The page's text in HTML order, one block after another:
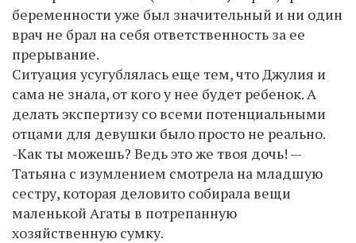
беременности уже был значительный и ни один
врач не брал на себя ответственность за ее
прерывание.
Ситуация усугублялась еще тем, что Джулия и
сама не знала, от кого у нее будет ребенок. А
делать экспертизу со всеми потенциальными
отцами для девушки было просто не реально.
-Как ты можешь? Ведь это же твоя дочь! —
Татьяна с изумлением смотрела на младшую
сестру, которая деловито собирала вещи
маленькой Агаты в потрепанную
хозяйственную сумку.